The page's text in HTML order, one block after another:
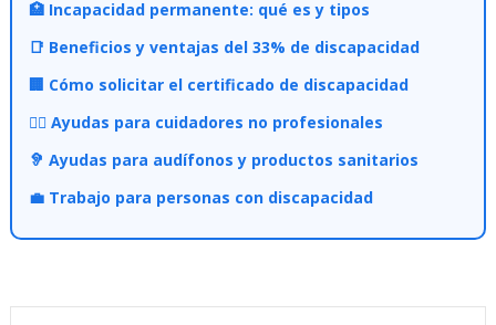
🏥 Incapacidad permanente: qué es y tipos
📑 Beneficios y ventajas del 33% de discapacidad
🏢 Cómo solicitar el certificado de discapacidad
👩‍⚕️ Ayudas para cuidadores no profesionales
🦻 Ayudas para audífonos y productos sanitarios
💼 Trabajo para personas con discapacidad